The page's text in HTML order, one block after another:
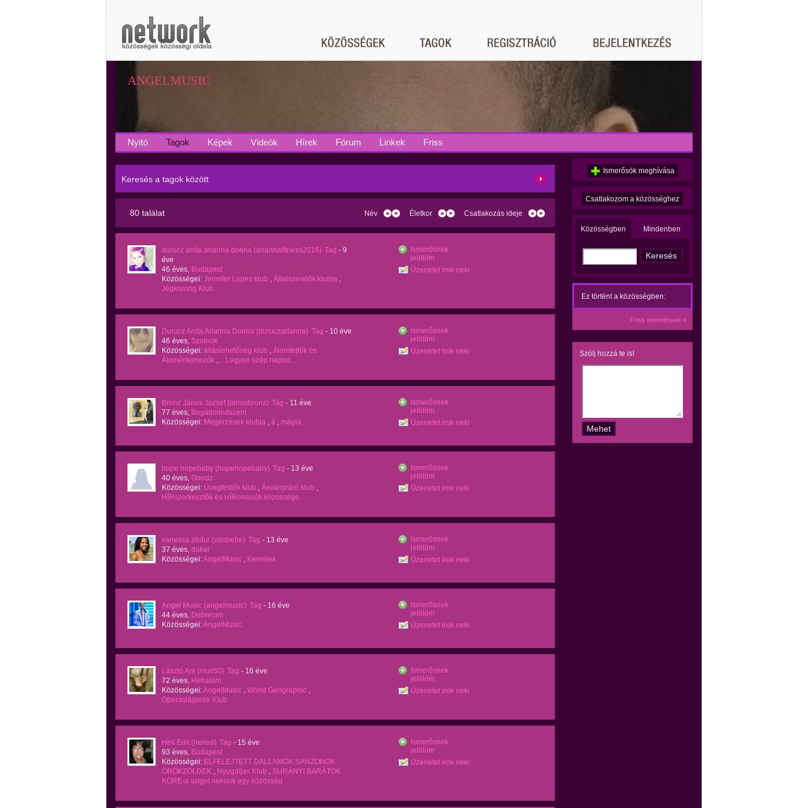
ANGELMUSIC
Nyitó Tagok Képek Videók Hírek Fórum Linkek Friss
Keresés a tagok között
80 találat Csatlakozás ideje
Életkor
Név
durucz anita arianna donna (ariannafitness2016) Tag - 9
éve
46 éves, Budapest
Közösségei: Jennifer Lopez klub , Állatszeretők klubja ,
Jégkorong Klub
Ismerősnek
jelölöm
Üzenetet írok neki
Durucz Anita Arianna Donna (duruczarianna) Tag - 10 éve
46 éves, Szolnok
Közösségei: álláslehetőség klub , Álomfejtők és
Álomértelmezők , ...Legyen szép napod ...
Ismerősnek
jelölöm
Üzenetet írok neki
Bronz János József (janosbronz) Tag - 11 éve
77 éves, Bogádmindszent
Közösségei: Megérzések klubja , á , mágia
Ismerősnek
jelölöm
Üzenetet írok neki
hope hopebaby (hopehopebaby) Tag - 13 éve
40 éves, Goodz
Közösségei: Üvegfestők klub , Ásványráró klub ,
HÍRszerkesztők és HÍRolvasók közössége
Ismerősnek
jelölöm
Üzenetet írok neki
vanessa abdul (vanbebe) Tag - 13 éve
37 éves, dakar
Közösségei:AngelMusic , Kereslek
Ismerősnek
jelölöm
Üzenetet írok neki
Angel Music (angelmusic) Tag - 16 éve
44 éves, Debrecen
Közösségei:AngelMusic
Ismerősnek
jelölöm
Üzenetet írok neki
László Ani (muti50) Tag - 16 éve
72 éves, Héhalom
Közösségei:AngelMusic , World Geographic ,
Operaslágerek Klub
Ismerősnek
jelölöm
Üzenetet írok neki
Heil Edit (heiled) Tag - 15 éve
93 éves, Budapest
Közösségei: ELFELEJTETT DALLAMOK SANZONOK
ÖRÖKZÖLDEK , Nyugdíjas Klub , SURÁNYI BARÁTOK
KÖRE-a sziget nekünk egy közösség
Ismerősnek
jelölöm
Üzenetet írok neki
Ismerősök meghívása
Csatlakozom a közösséghez
Közösségben Mindenben
Ez történt a közösségben:
Friss események »
Szólj hozzá te is!